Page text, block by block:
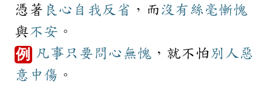
憑著 良心 自我反省 ，而 沒有 絲毫慚愧
與不安 。
例 凡事 只要 問心無愧 ，就不怕別人 惡
意 中傷 。